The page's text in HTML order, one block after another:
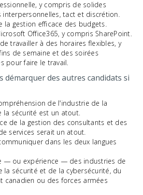
y compris de solides
interpersonnelles, tact et discrétion.
la gestion efficace des budgets.
Office365, y compris SharePoint.
travailler à des horaires flexibles, y
de semaine et des soirées
pour faire le travail.
démarquer des autres candidats si
de l'industrie de la
la sécurité est un atout.
de la gestion des consultants et des
services serait un atout.
dans les deux langues
— ou expérience — des industries de
la sécurité et de la cybersécurité, du
canadien ou des forces armées